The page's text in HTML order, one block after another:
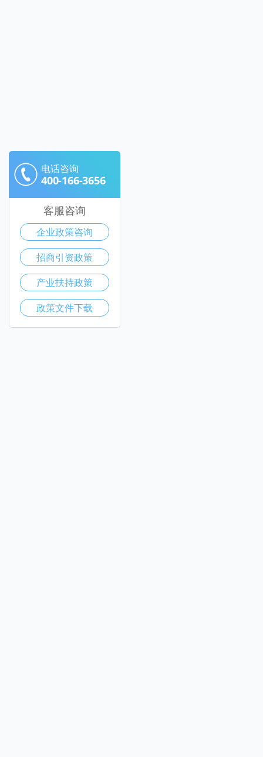
电话咨询
400-166-3656
客服咨询
企业政策咨询
招商引资政策
产业扶持政策
政策文件下载